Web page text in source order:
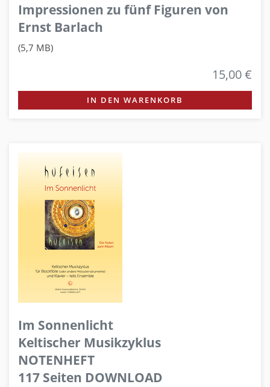
Impressionen zu fünf Figuren von
Ernst Barlach
(5,7 MB)
15,00 €
IN DEN WARENKORB
Im Sonnenlicht
Keltischer Musikzyklus
NOTENHEFT
117 Seiten DOWNLOAD